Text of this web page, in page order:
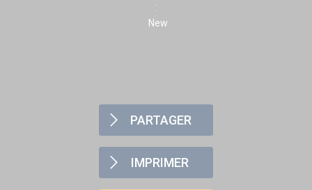
:
New
PARTAGER
IMPRIMER